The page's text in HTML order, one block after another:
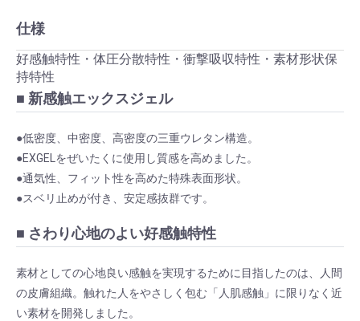
仕様
好感触特性・体圧分散特性・衝撃吸収特性・素材形状保
持特性
■ 新感触エックスジェル
●低密度、中密度、高密度の三重ウレタン構造。
●EXGELをぜいたくに使用し質感を高めました。
●通気性、フィット性を高めた特殊表面形状。
●スベリ止めが付き、安定感抜群です。
■ さわり心地のよい好感触特性
素材としての心地良い感触を実現するために目指したのは、人間
の皮膚組織。触れた人をやさしく包む「人肌感触」に限りなく近
い素材を開発しました。